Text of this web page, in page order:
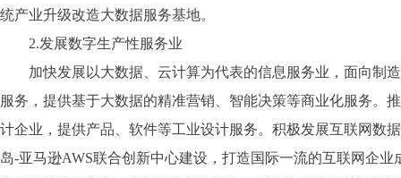
统产业升级改造大数据服务基地。
2.发展数字生产性服务业
加快发展以大数据、云计算为代表的信息服务业，面向制造
服务，提供基于大数据的精准营销、智能决策等商业化服务。
计企业，提供产品、软件等工业设计服务。积极发展互联网数
岛-亚马逊AWS联合创新中心建设，打造国际一流的互联网企